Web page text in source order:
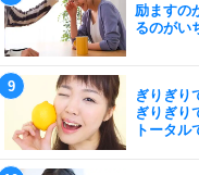
励ますの
るのがい
ぎりぎり
ぎりぎり
トータル